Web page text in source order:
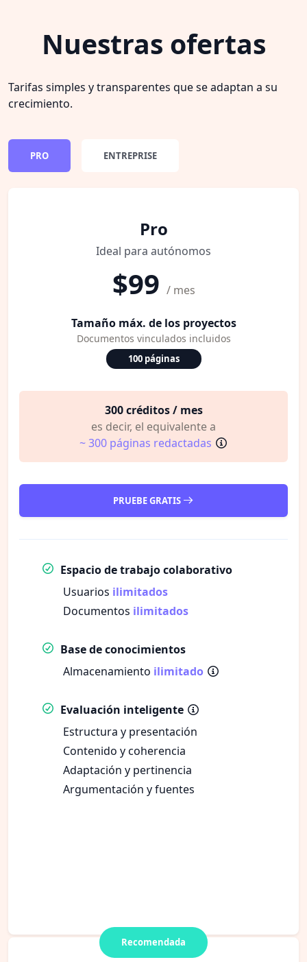
Nuestras ofertas
Tarifas simples y transparentes que se adaptan a su
crecimiento.
PRO ENTREPRISE
Pro
Ideal para autónomos
$99 / mes
Tamaño máx. de los proyectos
Documentos vinculados incluidos
100 páginas
300 créditos / mes
es decir, el equivalente a
~ 300 páginas redactadas
PRUEBE GRATIS
Espacio de trabajo colaborativo
Usuarios ilimitados
Documentos ilimitados
Base de conocimientos
Almacenamiento ilimitado
Evaluación inteligente
Estructura y presentación
Contenido y coherencia
Adaptación y pertinencia
Argumentación y fuentes
Recomendada